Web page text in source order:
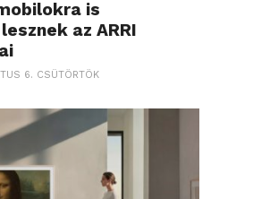
is
az ARRI
6. CSÜTÖRTÖK